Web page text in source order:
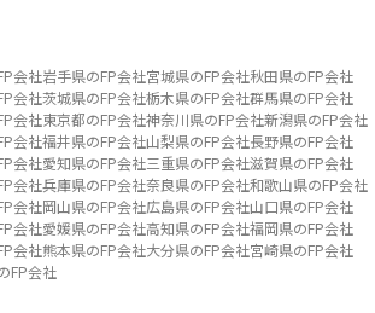
会社岩手県のFP会社宮城県のFP会社秋田県のFP会社
会社茨城県のFP会社栃木県のFP会社群馬県のFP会社
会社東京都のFP会社神奈川県のFP会社新潟県のFP会社
会社福井県のFP会社山梨県のFP会社長野県のFP会社
会社愛知県のFP会社三重県のFP会社滋賀県のFP会社
会社兵庫県のFP会社奈良県のFP会社和歌山県のFP会社
会社岡山県のFP会社広島県のFP会社山口県のFP会社
会社愛媛県のFP会社高知県のFP会社福岡県のFP会社
会社熊本県のFP会社大分県のFP会社宮崎県のFP会社
FP会社